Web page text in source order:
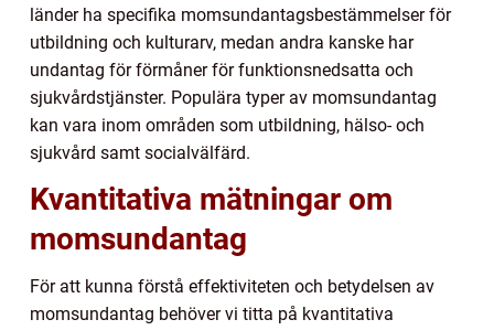
länder ha specifika momsundantagsbestämmelser för
utbildning och kulturarv, medan andra kanske har
undantag för förmåner för funktionsnedsatta och
sjukvårdstjänster. Populära typer av momsundantag
kan vara inom områden som utbildning, hälso- och
sjukvård samt socialvälfärd.
Kvantitativa mätningar om
momsundantag
För att kunna förstå effektiviteten och betydelsen av
momsundantag behöver vi titta på kvantitativa